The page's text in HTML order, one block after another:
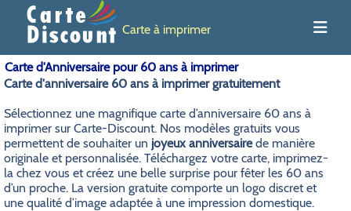
Carte à imprimer
Carte d'Anniversaire pour 60 ans à imprimer
Carte d'anniversaire 60 ans à imprimer gratuitement
Sélectionnez une magnifique carte d’anniversaire 60 ans à
imprimer sur Carte-Discount. Nos modèles gratuits vous
permettent de souhaiter un joyeux anniversairede manière
originale et personnalisée. Téléchargez votre carte, imprimez-
la chez vous et créez une belle surprise pour fêter les 60 ans
d’un proche. La version gratuite comporte un logo discret et
une qualité d’image adaptée à une impression domestique.